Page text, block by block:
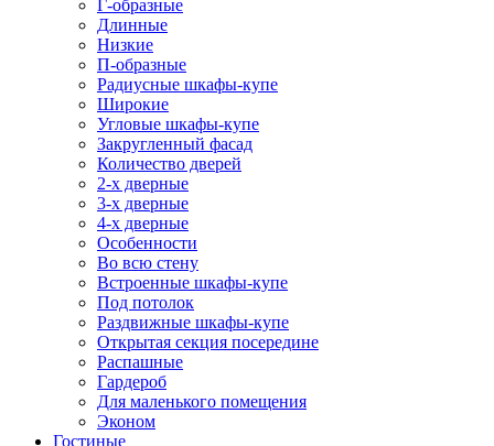
Г-образные
Длинные
Низкие
П-образные
Радиусные шкафы-купе
Широкие
Угловые шкафы-купе
Закругленный фасад
Количество дверей
2-х дверные
3-х дверные
4-х дверные
Особенности
Во всю стену
Встроенные шкафы-купе
Под потолок
Раздвижные шкафы-купе
Открытая секция посередине
Распашные
Гардероб
Для маленького помещения
Эконом
Гостиные